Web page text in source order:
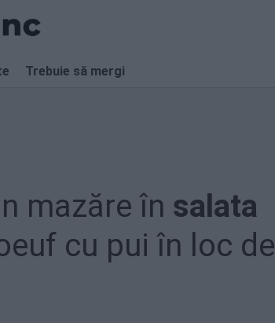
Trebuie să mergi
mazăre în salata
cu pui în loc de